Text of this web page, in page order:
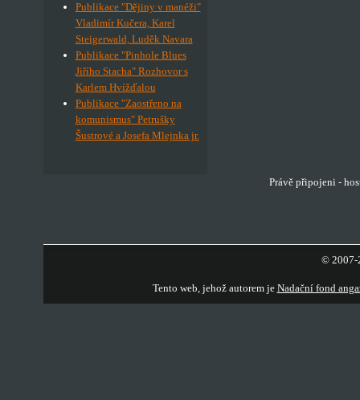
Publikace "Dějiny v manéži"
Vladimír Kučera, Karel
Steigerwald, Luděk Navara
Publikace "Pinhole Blues
Jiřího Stacha" Rozhovor s
Karlem Hvížďalou
Publikace "Zaostřeno na
komunismus" Petrušky
Šustrové a Josefa Mlejnka jr.
Právě připojeni -
© 2007-
Tento web, jehož autorem je Nadační fond